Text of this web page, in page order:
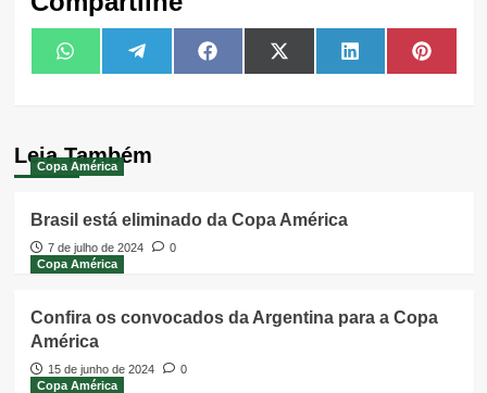
Share
on
WhatsAppShare
on
TelegramShare
on
FacebookShare
on
X
(Twitter)
Share
on
LinkedIn Share
on
Leia Também
Copa América
Brasil está eliminado da Copa América
7 de julho de 2024
0
Copa América
Confira os convocados da Argentina para a Copa
América
15 de junho de 2024
0
Copa América